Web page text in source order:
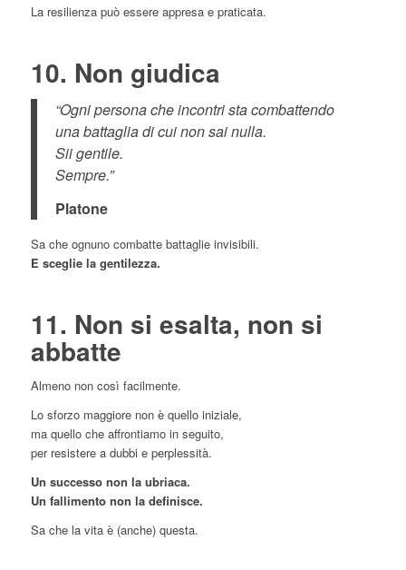
La resilienza può essere appresa e praticata.
10. Non giudica
“Ogni persona che incontri sta combattendo
una battaglia di cui non sai nulla.
Sii gentile.
Sempre.”
Platone
Sa che ognuno combatte battaglie invisibili.
E sceglie la gentilezza.
11. Non si esalta, non si
abbatte
Almeno non così facilmente.
Lo sforzo maggiore non è quello iniziale,
ma quello che affrontiamo in seguito,
per resistere a dubbi e perplessità.
Un successo non la ubriaca.
Un fallimento non la definisce.
Sa che la vita è (anche) questa.